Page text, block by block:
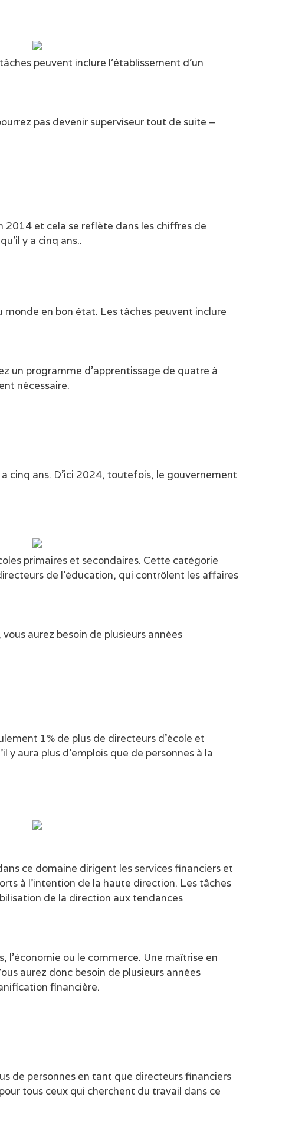
peuvent inclure l’établissement d’un
pas devenir superviseur tout de suite –
et cela se reflète dans les chiffres de
y a cinq ans..
en bon état. Les tâches peuvent inclure
un programme d’apprentissage de quatre à
nécessaire.
cinq ans. D’ici 2024, toutefois, le gouvernement
primaires et secondaires. Cette catégorie
de l’éducation, qui contrôlent les affaires
aurez besoin de plusieurs années
1% de plus de directeurs d’école et
aura plus d’emplois que de personnes à la
ce domaine dirigent les services financiers et
à l’intention de la haute direction. Les tâches
de la direction aux tendances
l’économie ou le commerce. Une maîtrise en
aurez donc besoin de plusieurs années
financière.
de personnes en tant que directeurs financiers
tous ceux qui cherchent du travail dans ce